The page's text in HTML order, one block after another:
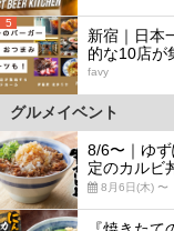
5
新宿｜日本
的な10店が
favy
グルメイベント
8/6〜｜ゆ
定のカルビ
8月6日(木) 〜